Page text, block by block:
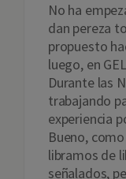
No ha
dan pereza
propuesto
luego, en
Durante las
trabajando
experiencia
Bueno,
libramos de
señalados,